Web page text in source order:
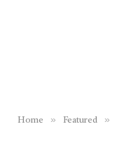
Home » Featured »